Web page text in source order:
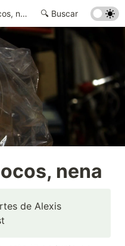
Qué calor de locos, nena
nena
de Alexis